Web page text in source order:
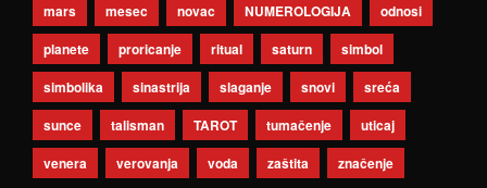
mars
mesec novac NUMEROLOGIJA
odnosi
planete
proricanje ritual saturn
simbol
simbolika
sinastrija slaganje snovi
sreća
sunce
talisman TAROT tumačenje
uticaj
venera
verovanja voda zaštita značenje